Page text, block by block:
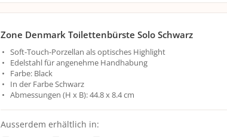
Zone Denmark Toilettenbürste Solo Schwarz
Soft-Touch-Porzellan als optisches Highlight
Edelstahl für angenehme Handhabung
Farbe: Black
In der Farbe Schwarz
Abmessungen (H x B): 44.8 x 8.4 cm
Ausserdem erhältlich in: